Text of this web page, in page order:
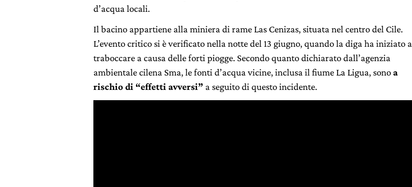
d’acqua locali.
Il bacino appartiene alla miniera di rame Las Cenizas, situata nel centro del Cile.
L’evento critico si è verificato nella notte del 13 giugno, quando la diga ha iniziato a
traboccare a causa delle forti piogge. Secondo quanto dichiarato dall’agenzia
ambientale cilena Sma, le fonti d’acqua vicine, inclusa il fiume La Ligua, sonoa
rischio di “effetti avversi” a seguito di questo incidente.